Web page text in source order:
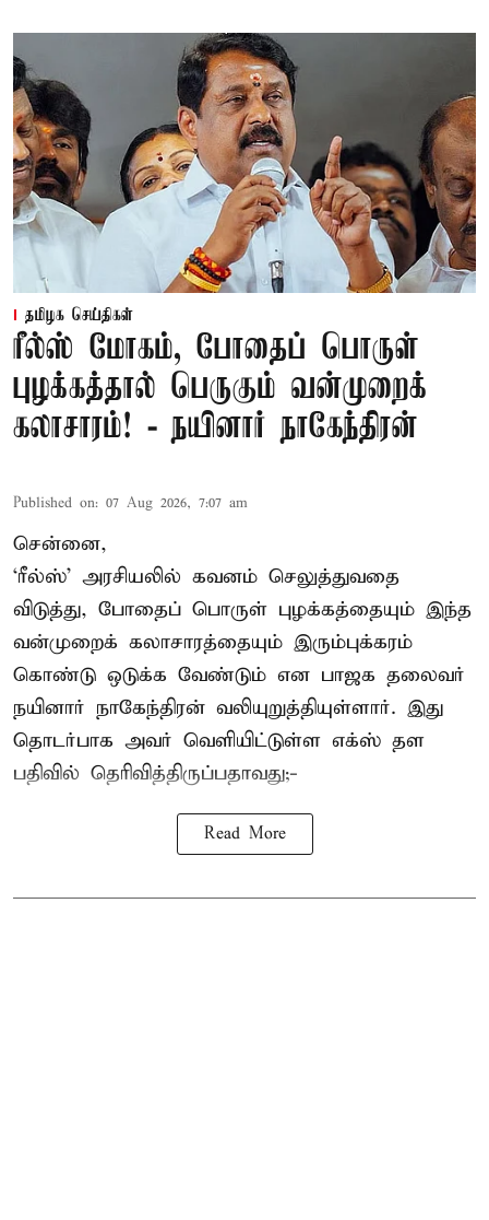
தமிழக செய்திகள்
ரீல்ஸ் மோகம், போதைப் பொருள்
புழக்கத்தால் பெருகும் வன்முறைக்
கலாசாரம்! - நயினார் நாகேந்திரன்
Published on: 07 Aug 2026, 7:07 am
சென்னை,
‘ரீல்ஸ்’ அரசியலில் கவனம் செலுத்துவதை
விடுத்து, போதைப் பொருள் புழக்கத்தையும் இந்த
வன்முறைக் கலாசாரத்தையும் இரும்புக்கரம்
கொண்டு ஒடுக்க வேண்டும் என பாஜக தலைவர்
நயினார் நாகேந்திரன் வலியுறுத்தியுள்ளார். இது
தொடர்பாக அவர் வெளியிட்டுள்ள எக்ஸ் தள
பதிவில் தெரிவித்திருப்பதாவது;-
Read More